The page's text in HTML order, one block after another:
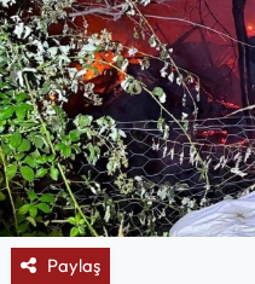
Paylaş
Mektup Galeri
Röportaj
Manşet
Köşe Yazıları
Karikatür Galeri